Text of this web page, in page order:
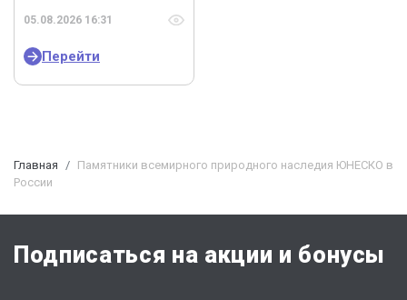
05.08.2026 16:31
Перейти
Главная
Памятники всемирного природного наследия ЮНЕСКО в
России
Подписаться на акции и бонусы